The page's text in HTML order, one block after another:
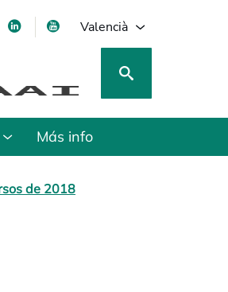
in a new tab
opens in a new tab
opens in a new tab
Valencià
Más info
de 2018